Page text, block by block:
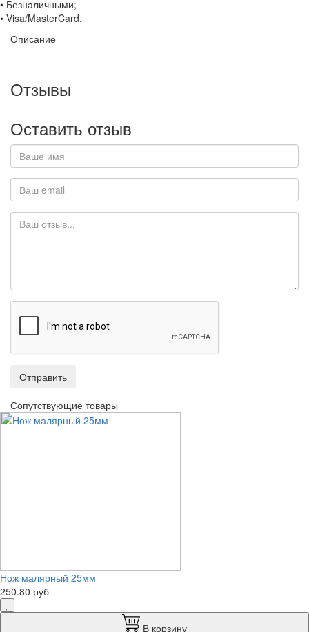
• Безналичными;
• Visa/MasterCard.
Описание
Отзывы
Оставить отзыв
Отправить
Сопутствующие товары
Нож малярный 25мм
250.80 руб
В корзину